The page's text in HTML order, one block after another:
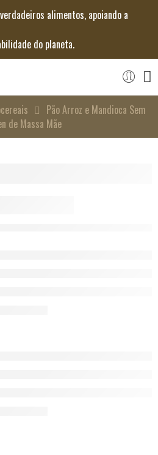
alimentos, apoiando a
do planeta.
Pão Arroz e Mandioca Sem
de Massa Mãe